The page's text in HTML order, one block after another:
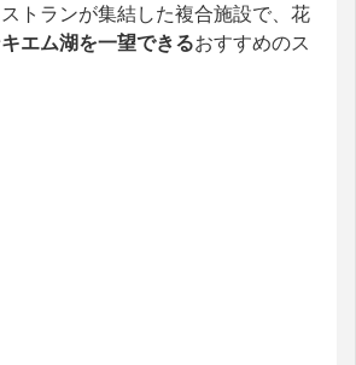
トランが集結した複合施設で、花
エム湖を一望できるおすすめのス